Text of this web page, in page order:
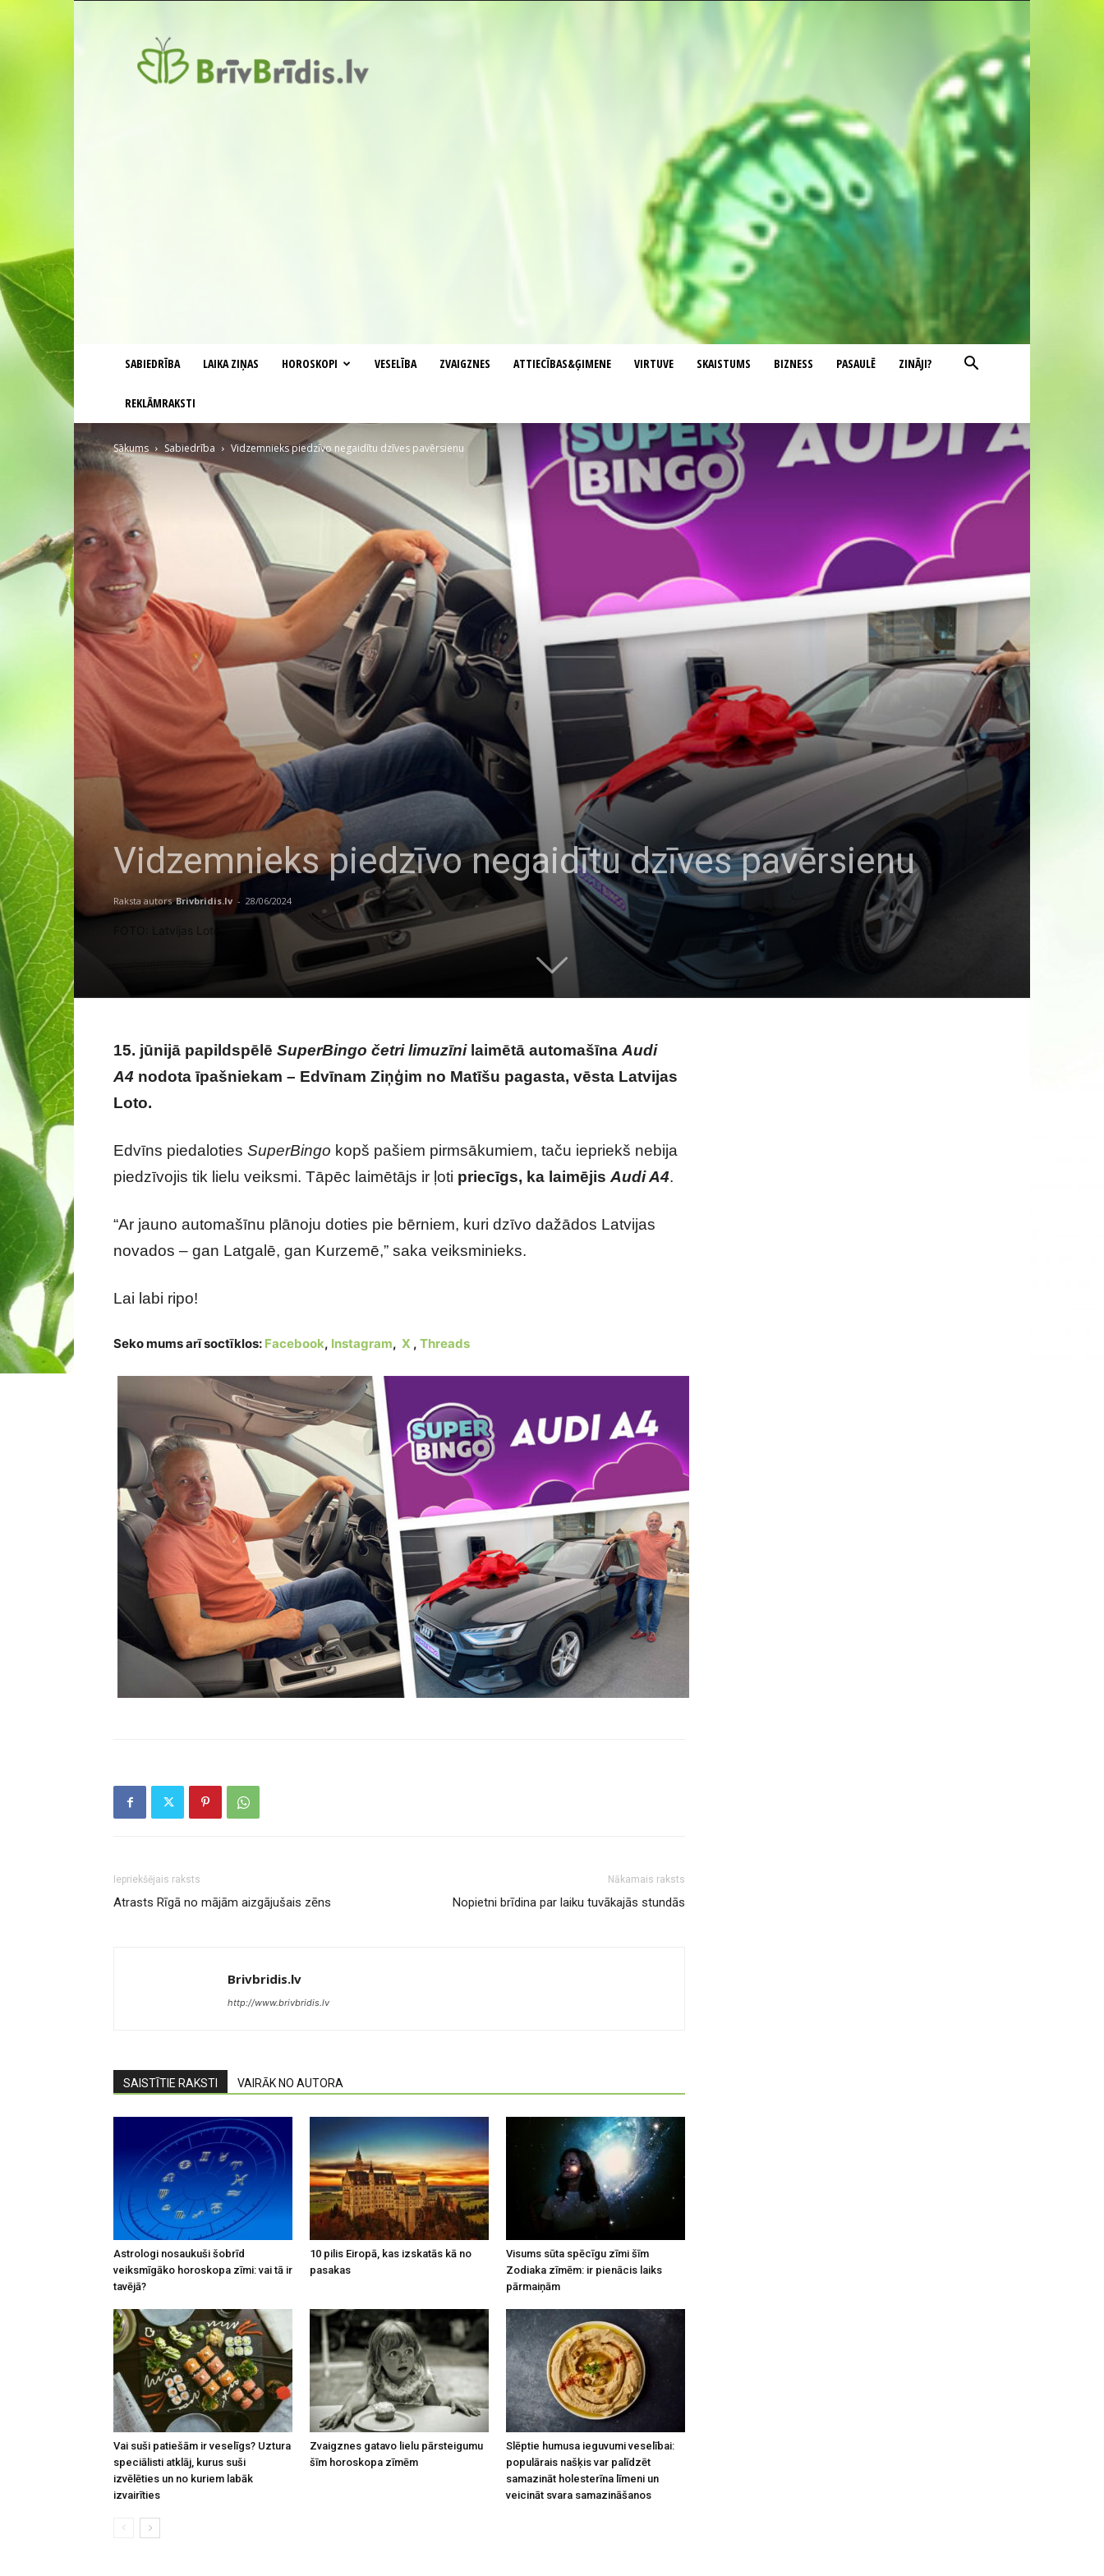
SABIEDRĪBA LAIKA ZIŅAS HOROSKOPI VESELĪBA ZVAIGZNES ATTIECĪBAS&ĢIMENE VIRTUVE SKAISTUMS BIZNESS PASAULĒ ZINĀJI?
REKLĀMRAKSTI
Sākums Sabiedrība Vidzemnieks piedzīvo negaidītu dzīves pavērsienu
Vidzemnieks piedzīvo negaidītu dzīves pavērsienu
Raksta autors Brivbridis.lv - 28/06/2024
FOTO: Latvijas Loto.
15. jūnijā papildspēlē SuperBingo četri limuzīnilaimētā automašīna Audi
A4 nodota īpašniekam – Edvīnam Ziņģim no Matīšu pagasta, vēsta Latvijas
Loto.
Edvīns piedaloties SuperBingo kopš pašiem pirmsākumiem, taču iepriekš nebija
piedzīvojis tik lielu veiksmi. Tāpēc laimētājs ir ļoti priecīgs, ka laimējis Audi A4.
“Ar jauno automašīnu plānoju doties pie bērniem, kuri dzīvo dažādos Latvijas
novados – gan Latgalē, gan Kurzemē,” saka veiksminieks.
Lai labi ripo!
Seko mums arī soctīklos: Facebook, Instagram, X , Threads
Iepriekšējais raksts
Atrasts Rīgā no mājām aizgājušais zēns
Nākamais raksts
Nopietni brīdina par laiku tuvākajās stundās
Brivbridis.lv
http://www.brivbridis.lv
SAISTĪTIE RAKSTI VAIRĀK NO AUTORA
Astrologi nosaukuši šobrīd
veiksmīgāko horoskopa zīmi: vai tā ir
tavējā?
10 pilis Eiropā, kas izskatās kā no
pasakas
Visums sūta spēcīgu zīmi šīm
Zodiaka zīmēm: ir pienācis laiks
pārmaiņām
Vai suši patiešām ir veselīgs? Uztura
speciālisti atklāj, kurus suši
izvēlēties un no kuriem labāk
izvairīties
Zvaigznes gatavo lielu pārsteigumu
šīm horoskopa zīmēm
Slēptie humusa ieguvumi veselībai:
populārais našķis var palīdzēt
samazināt holesterīna līmeni un
veicināt svara samazināšanos